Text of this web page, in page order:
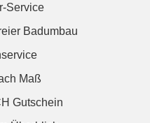
Service
Badumbau
Maß
Gutschein